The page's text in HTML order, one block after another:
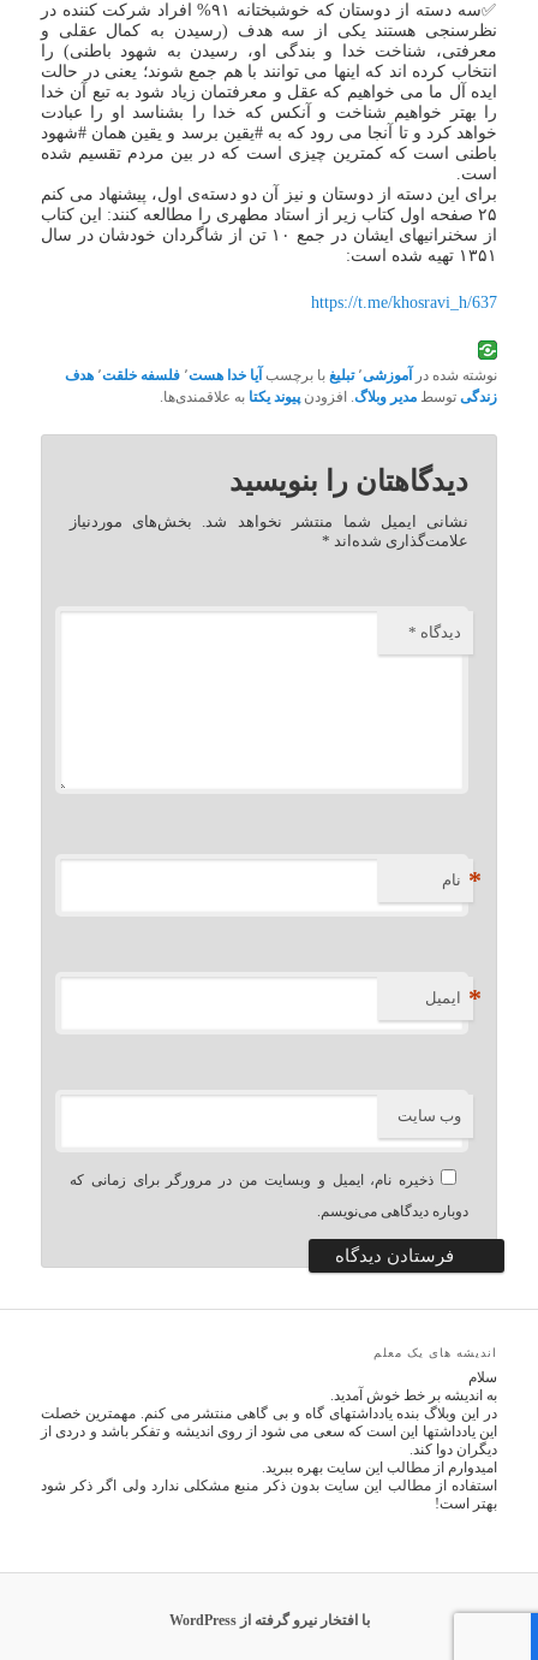
✅سه دسته از دوستان که خوشبختانه ۹۱% افراد شرکت کننده در
نظرسنجی هستند یکی از سه هدف (رسیدن به کمال عقلی و
معرفتی، شناخت خدا و بندگی او، رسیدن به شهود باطنی) را
انتخاب کرده اند که اینها می توانند با هم جمع شوند؛ یعنی در حالت
ایده آل ما می خواهیم که عقل و معرفتمان زیاد شود به تبع آن خدا
را بهتر خواهیم شناخت و آنکس که خدا را بشناسد او را عبادت
خواهد کرد و تا آنجا می رود که به #یقین برسد و یقین همان #شهود
باطنی است که کمترین چیزی است که در بین مردم تقسیم شده
است.
برای این دسته از دوستان و نیز آن دو دسته‌ی اول، پیشنهاد می کنم
۲۵ صفحه اول کتاب زیر از استاد مطهری را مطالعه کنند: این کتاب
از سخنرانیهای ایشان در جمع ۱۰ تن از شاگردان خودشان در سال
۱۳۵۱ تهیه شده است:
https://t.me/khosravi_h/637
نوشته شده درآموزشی٬ تبلیغ با برچسبآیا خدا هست٬ فلسفه خلقت٬ هدف
زندگی توسطمدیر وبلاگ . افزودنپیوند یکتا به علاقمندی‌ها.
دیدگاهتان را بنویسید
نشانی ایمیل شما منتشر نخواهد شد.
بخش‌های موردنیاز
علامت‌گذاری شده‌اند *
دیدگاه *
نام *
ایمیل *
وب‌ سایت
ذخیره نام، ایمیل و وبسایت من در مرورگر برای زمانی که
دوباره دیدگاهی می‌نویسم.
اندیشه های یک معلم
سلام
به اندیشه بر خط خوش آمدید.
در این وبلاگ بنده یادداشتهای گاه و بی گاهی منتشر می کنم. مهمترین خصلت
این یادداشتها این است که سعی می شود از روی اندیشه و تفکر باشد و دردی از
دیگران دوا کند.
امیدوارم از مطالب این سایت بهره ببرید.
استفاده از مطالب این سایت بدون ذکر منبع مشکلی ندارد ولی اگر ذکر شود
بهتر است!
با افتخار نیرو گرفته از WordPress